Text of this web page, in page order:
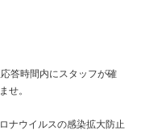
答時間内にスタッフが確
せ。
ナウイルスの感染拡大防止